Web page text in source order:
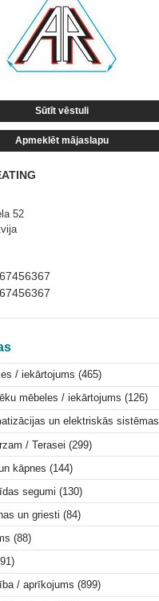
Sūtīt vēstuli
Apmeklēt mājaslapu
52
/ iekārtojums (465)
mēbeles / iekārtojums (126)
un elektriskās sistēmas
/ Terasei (299)
kāpnes (144)
segumi (130)
un griesti (84)
(88)
/ aprīkojums (899)